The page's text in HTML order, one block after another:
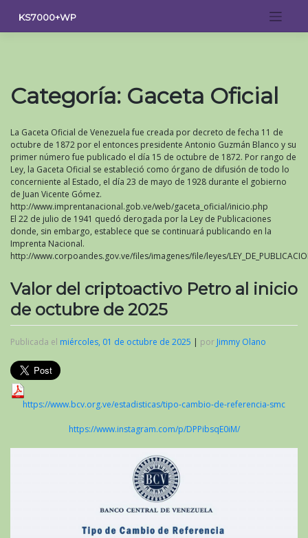
contenido
KS7000+WP
Categoría: Gaceta Oficial
La Gaceta Oficial de Venezuela fue creada por decreto de fecha 11 de
octubre de 1872 por el entonces presidente Antonio Guzmán Blanco y su
primer número fue publicado el día 15 de octubre de 1872. Por rango de
Ley, la Gaceta Oficial se estableció como órgano de difusión de todo lo
concerniente al Estado, el día 23 de mayo de 1928 durante el gobierno
de Juan Vicente Gómez.
http://www.imprentanacional.gob.ve/web/gaceta_oficial/inicio.php
El 22 de julio de 1941 quedó derogada por la Ley de Publicaciones
donde, sin embargo, establece que se continuará publicando en la
Imprenta Nacional.
http://www.corpoandes.gov.ve/files/imagenes/file/leyes/
Valor del criptoactivo Petro al inicio
de octubre de 2025
Publicada el miércoles, 01 de octubre de 2025 | por Jimmy Olano
https://www.bcv.org.ve/estadisticas/tipo-cambio-de-referencia-smc
https://www.instagram.com/p/DPPibsqE0iM/